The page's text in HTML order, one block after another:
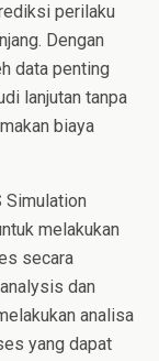
perilaku
Dengan
data penting
lanjutan tanpa
biaya
Simulation
melakukan
secara
dan
analisa
yang dapat